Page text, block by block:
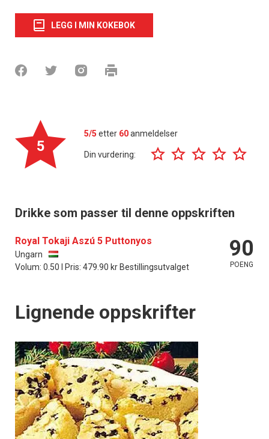
LEGG I MIN KOKEBOK
5
5/5 etter 60anmeldelser
Din vurdering:
Drikke som passer til denne oppskriften
Royal Tokaji Aszú 5 Puttonyos
Ungarn
Volum: 0.50 l Pris: 479.90 kr Bestillingsutvalget
90
POENG
Lignende oppskrifter